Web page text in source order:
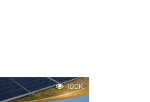
10.0K